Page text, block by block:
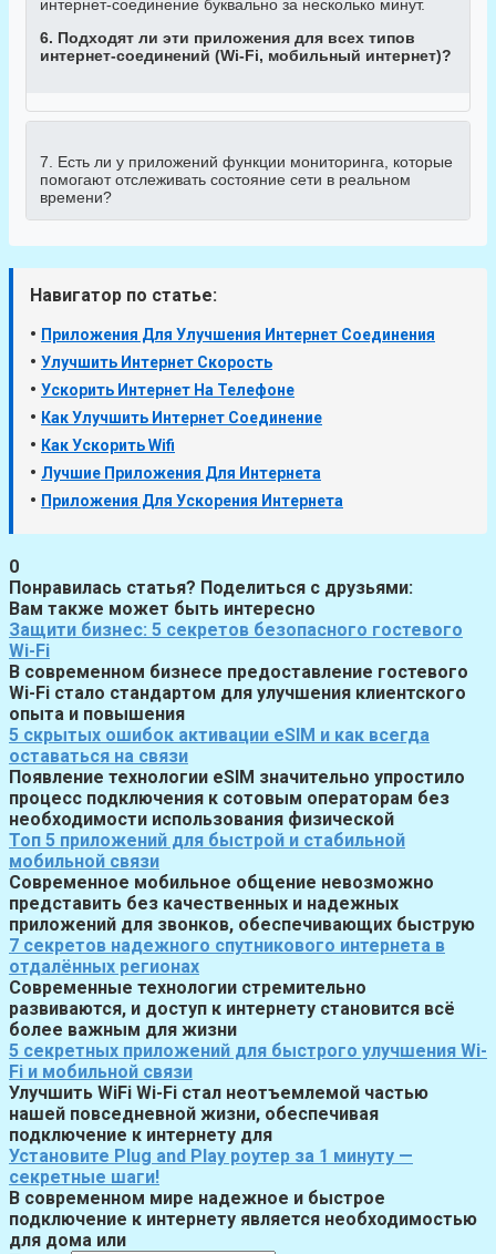
интернет-соединение буквально за несколько минут.
6. Подходят ли эти приложения для всех типов
интернет-соединений (Wi-Fi, мобильный интернет)?
7. Есть ли у приложений функции мониторинга, которые
помогают отслеживать состояние сети в реальном
времени?
Навигатор по статье:
• Приложения Для Улучшения Интернет Соединения
• Улучшить Интернет Скорость
• Ускорить Интернет На Телефоне
• Как Улучшить Интернет Соединение
• Как Ускорить Wifi
• Лучшие Приложения Для Интернета
• Приложения Для Ускорения Интернета
0
Понравилась статья? Поделиться с друзьями:
Вам также может быть интересно
Защити бизнес: 5 секретов безопасного гостевого
Wi-Fi
В современном бизнесе предоставление гостевого
Wi-Fi стало стандартом для улучшения клиентского
опыта и повышения
5 скрытых ошибок активации eSIM и как всегда
оставаться на связи
Появление технологии eSIM значительно упростило
процесс подключения к сотовым операторам без
необходимости использования физической
Топ 5 приложений для быстрой и стабильной
мобильной связи
Современное мобильное общение невозможно
представить без качественных и надежных
приложений для звонков, обеспечивающих быструю
7 секретов надежного спутникового интернета в
отдалённых регионах
Современные технологии стремительно
развиваются, и доступ к интернету становится всё
более важным для жизни
5 секретных приложений для быстрого улучшения Wi-
Fi и мобильной связи
Улучшить WiFi Wi-Fi стал неотъемлемой частью
нашей повседневной жизни, обеспечивая
подключение к интернету для
Установите Plug and Play роутер за 1 минуту —
секретные шаги!
В современном мире надежное и быстрое
подключение к интернету является необходимостью
для дома или